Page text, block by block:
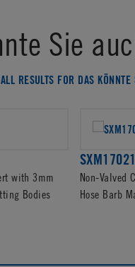
Sie
RESULTS FOR DAS
with 3mm
Bodies
Non-Valved
Hose Barb